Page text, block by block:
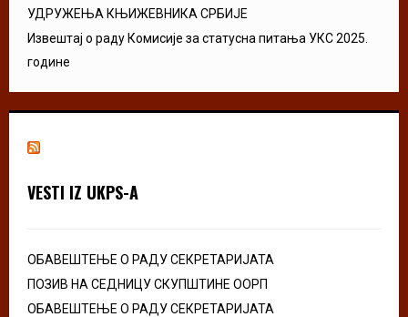
УДРУЖЕЊА КЊИЖЕВНИКА СРБИЈЕ
Извештај о раду Комисије за статусна питања УКС 2025.
године
VESTI IZ UKPS-A
ОБАВЕШТЕЊЕ О РАДУ СЕКРЕТАРИЈАТА
ПОЗИВ НА СЕДНИЦУ СКУПШТИНЕ ООРП
ОБАВЕШТЕЊЕ О РАДУ СЕКРЕТАРИЈАТА